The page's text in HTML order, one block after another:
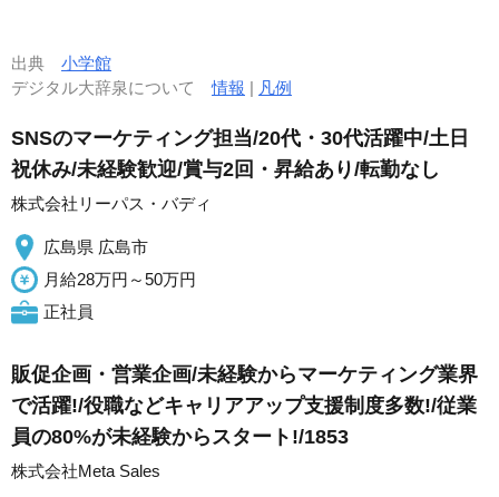
出典 小学館
デジタル大辞泉について情報 | 凡例
SNSのマーケティング担当/20代・30代活躍中/土日
祝休み/未経験歓迎/賞与2回・昇給あり/転勤なし
株式会社リーパス・バディ
広島県 広島市
月給28万円～50万円
正社員
販促企画・営業企画/未経験からマーケティング業界
で活躍!/役職などキャリアアップ支援制度多数!/従業
員の80%が未経験からスタート!/1853
株式会社Meta Sales